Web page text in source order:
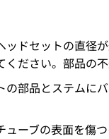
ッドセットの直径
ください。部品の
の部品とステムに
ューブの表面を傷